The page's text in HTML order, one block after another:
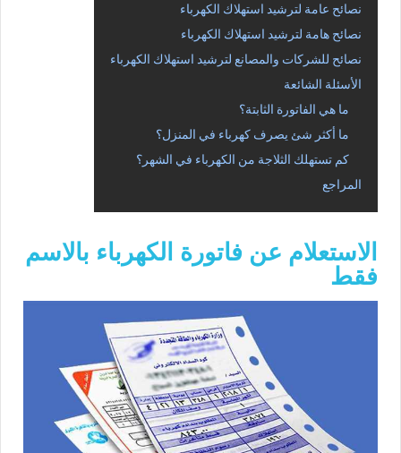
نصائح عامة لترشيد استهلاك الكهرباء
نصائح هامة لترشيد استهلاك الكهرباء
نصائح للشركات والمصانع لترشيد استهلاك الكهرباء
الأسئلة الشائعة
ما هي الفاتورة الثابتة؟
ما أكثر شئ يصرف كهرباء في المنزل؟
كم تستهلك الثلاجة من الكهرباء في الشهر؟
المراجع
الاستعلام عن فاتورة الكهرباء بالاسم
فقط